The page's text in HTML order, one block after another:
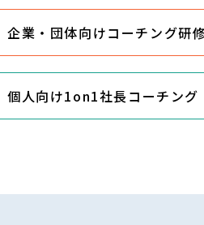
企業・団体向けコーチング研
個人向け1on1社長コーチング